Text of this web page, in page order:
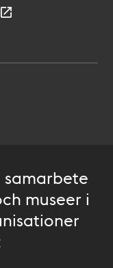
samarbete
museer i